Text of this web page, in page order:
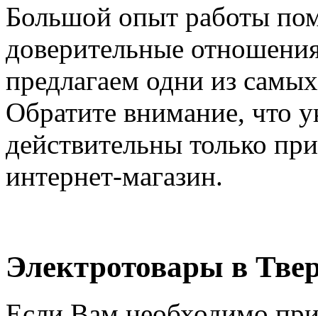
Большой опыт работы
доверительные
предлагаем одни из
Обратите внимание, что
действительны только
интернет-магазин.
Электротовары в